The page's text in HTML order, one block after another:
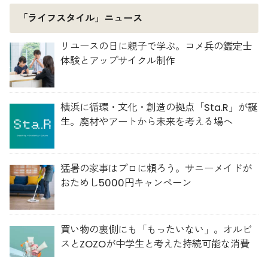
「ライフスタイル」ニュース
リユースの日に親子で学ぶ。コメ兵の鑑定士
体験とアップサイクル制作
横浜に循環・文化・創造の拠点「Sta.R」が誕
生。廃材やアートから未来を考える場へ
猛暑の家事はプロに頼ろう。サニーメイドが
おためし5000円キャンペーン
買い物の裏側にも「もったいない」。オルビ
スとZOZOが中学生と考えた持続可能な消費